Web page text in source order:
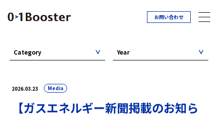
お問い合わせ
2026.03.23 Media
【ガスエネルギー新聞掲載のお知ら
Category Year